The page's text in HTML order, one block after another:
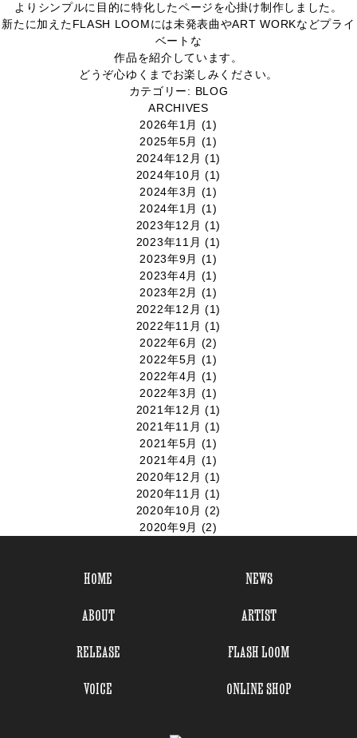
よりシンプルに目的に特化したページを心掛け制作しました。
新たに加えたFLASH LOOMには未発表曲やART WORKなどプライ
ベートな
作品を紹介しています。
どうぞ心ゆくまでお楽しみください。
カテゴリー: BLOG
ARCHIVES
2026年1月 (1)
2025年5月 (1)
2024年12月 (1)
2024年10月 (1)
2024年3月 (1)
2024年1月 (1)
2023年12月 (1)
2023年11月 (1)
2023年9月 (1)
2023年4月 (1)
2023年2月 (1)
2022年12月 (1)
2022年11月 (1)
2022年6月 (2)
2022年5月 (1)
2022年4月 (1)
2022年3月 (1)
2021年12月 (1)
2021年11月 (1)
2021年5月 (1)
2021年4月 (1)
2020年12月 (1)
2020年11月 (1)
2020年10月 (2)
2020年9月 (2)
HOME NEWS
ABOUT ARTIST
RELEASE FLASH LOOM
VOICE ONLINE SHOP